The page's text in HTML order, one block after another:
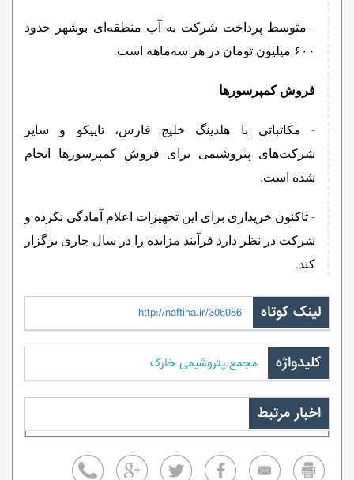
- متوسط پرداخت شرکت به آب منطقه‌ای بوشهر حدود
۶۰۰ میلیون تومان در هر سه‌ماهه است.
فروش کمپرسورها
- مکاتباتی با هلدینگ خلیج فارس، تاپیکو و سایر
شرکت‌های پتروشیمی برای فروش کمپرسورها انجام
شده است.
- تاکنون خریداری برای این تجهیزات اعلام آمادگی نکرده و
شرکت در نظر دارد فرآیند مزایده را در سال جاری برگزار
کند.
لینک کوتاه http://naftiha.ir/306086
کلیدواژه مجمع پتروشیمی خارک
اخبار مرتبط